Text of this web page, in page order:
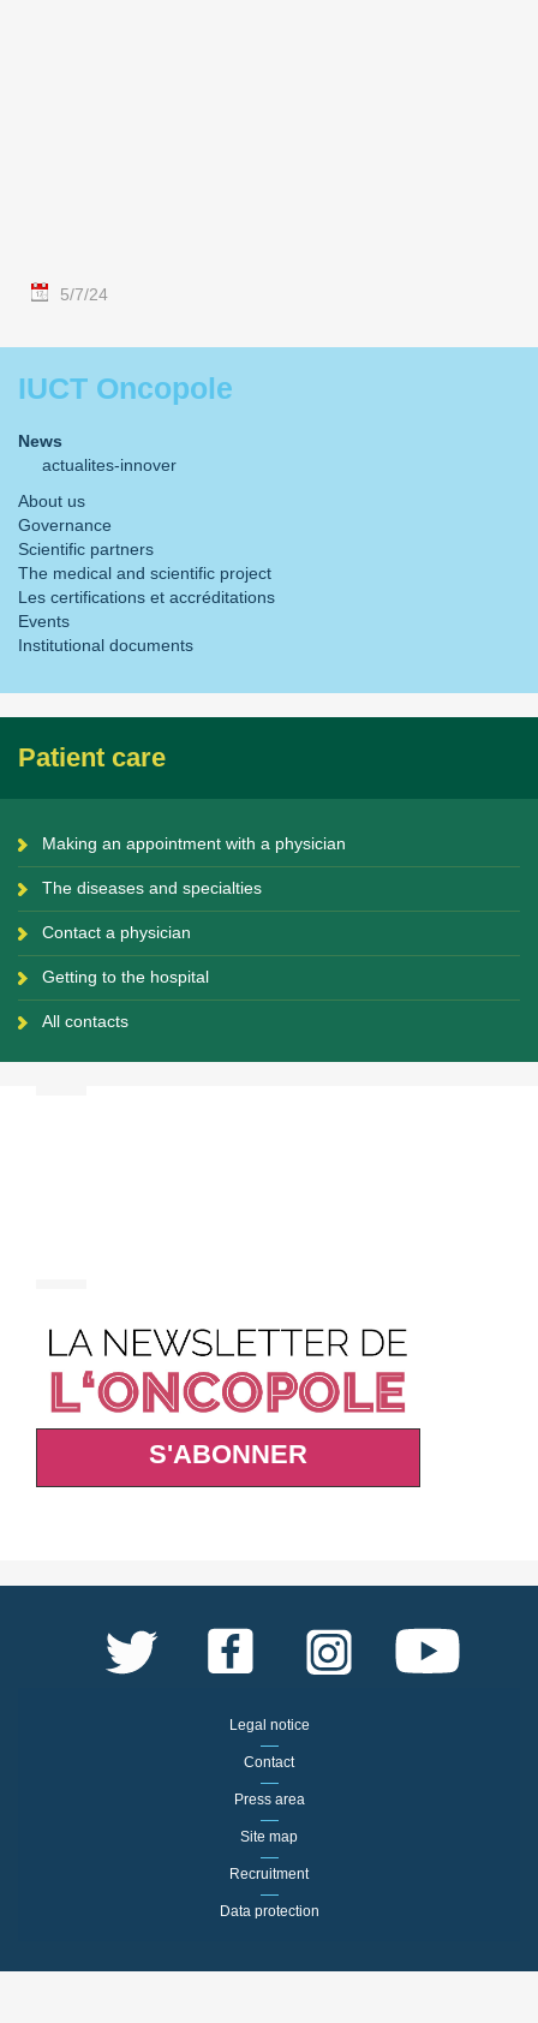
5/7/24
IUCT Oncopole
News
actualites-innover
About us
Governance
Scientific partners
The medical and scientific project
Les certifications et accréditations
Events
Institutional documents
Patient care
Making an appointment with a physician
The diseases and specialties
Contact a physician
Getting to the hospital
All contacts
S'ABONNER
Legal notice
Contact
Press area
Site map
Recruitment
Data protection